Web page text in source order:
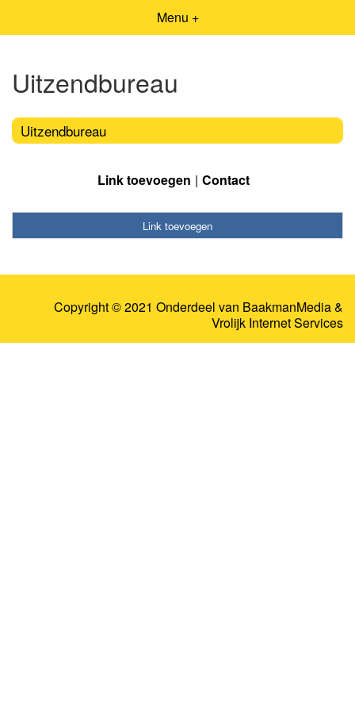
Menu +
Uitzendbureau
Uitzendbureau
Link toevoegen Contact
Link toevoegen
Copyright © 2021 Onderdeel van BaakmanMedia&
Vrolijk Internet Services